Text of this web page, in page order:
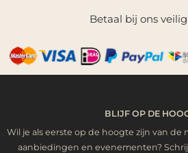
Betaal bij ons
BLIJF OP DE
Wil je als eerste op de hoogte zijn van de
aanbiedingen en evenementen?